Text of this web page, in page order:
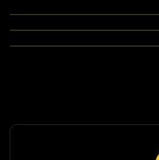
24/7
24/7
24/7